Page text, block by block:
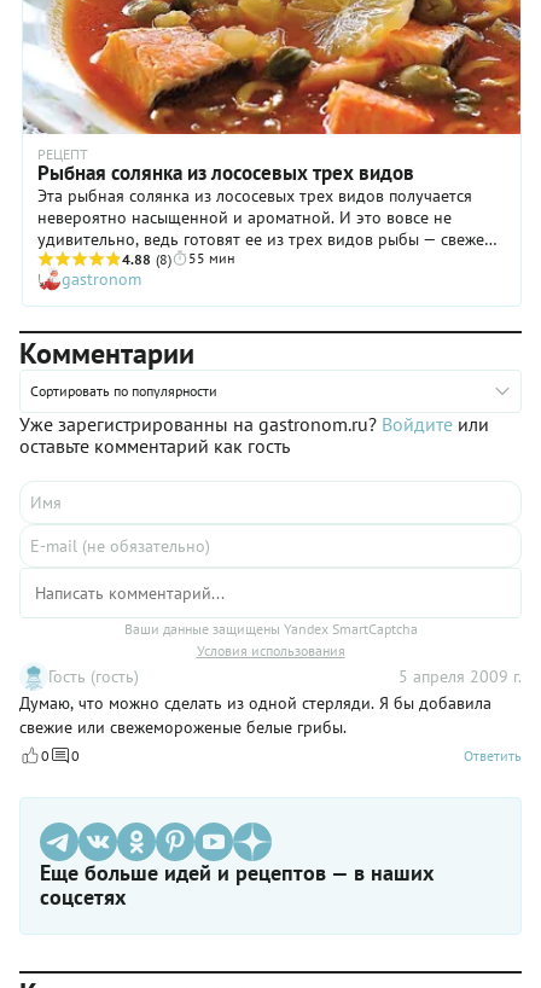
РЕЦЕПТ
Рыбная солянка из лососевых трех видов
Эта рыбная солянка из лососевых трех видов получается
невероятно насыщенной и ароматной. И это вовсе не
удивительно, ведь готовят ее из трех видов рыбы — свежей
форели, копченой горбуши и малосольного лосося. Форель
придает бульону жирности и плотности, а горбуша и лосось
делают этот рыбный суп ярким и насыщенным по вкусу.
Каперсы, оливки и соленые огурцы с рассолом создают
пикантную солоноватость — характерное отличие для
рыбной солянки из горбуши. Безусловно вы можете
использовать разные виды лососевых — семгу, нерку, кету и
прочие доступные вам варианты. Самое важное купить
хорошую качественную рыбу у проверенного поставщика.
4.88 (8) 55 мин
gastronom
Комментарии
Сортировать по популярности
Уже зарегистрированны на gastronom.ru? Войдите или
оставьте комментарий как гость
Ваши данные защищены Yandex SmartCaptcha
Условия использования
Гость (гость)
5 апреля 2009 г.
Думаю, что можно сделать из одной стерляди. Я бы добавила
свежие или свежемороженые белые грибы.
0 0 Ответить
Еще больше идей и рецептов — в наших
соцсетях